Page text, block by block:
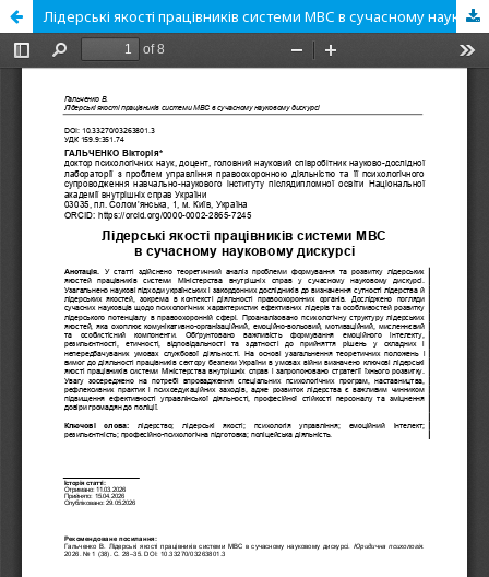
Лідерські якості працівників системи МВС в сучасному науковому дискурсі